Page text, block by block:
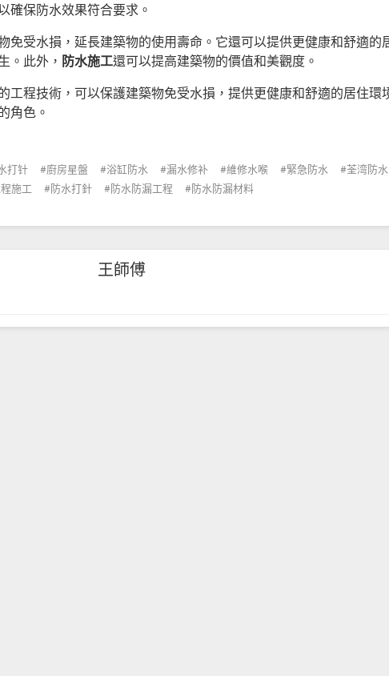
確保防水效果符合要求。
免受水損，延長建築物的使用壽命。它還可以提供更健康和舒適的
。此外， 防水施工還可以提高建築物的價值和美觀度。
工程技術，可以保護建築物免受水損，提供更健康和舒適的居住環
角色。
打针 廚房星盤 浴缸防水 漏水修补 維修水喉 緊急防水 荃湾防水
施工 防水打針 防水防漏工程 防水防漏材料
王師傅